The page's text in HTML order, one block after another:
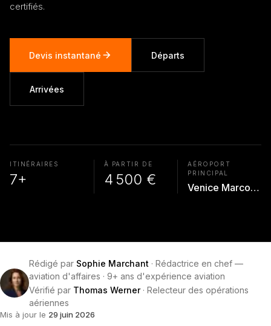
certifiés.
Devis instantané Départs
Arrivées
ITINÉRAIRES
7+
À PARTIR DE
4 500 €
AÉROPORT
PRINCIPAL
Venice Marco Polo
Rédigé par Sophie Marchant · Rédactrice en chef —
aviation d'affaires · 9+ ans d'expérience aviation
Vérifié par Thomas Werner· Relecteur des opérations
aériennes
Mis à jour le 29 juin 2026